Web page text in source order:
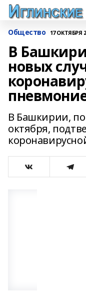
Общество 17 ОКТЯБРЯ
В
новых
В Башкирии, по
октября,